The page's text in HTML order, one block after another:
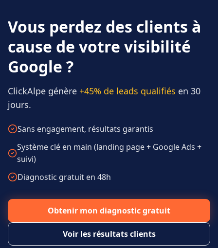
Vous perdez des clients à
cause de votre visibilité
Google ?
ClickAlpe génère +45% de leads qualifiés en 30
jours.
Sans engagement, résultats garantis
Système clé en main (landing page + Google Ads +
suivi)
Diagnostic gratuit en 48h
Obtenir mon diagnostic gratuit
Voir les résultats clients